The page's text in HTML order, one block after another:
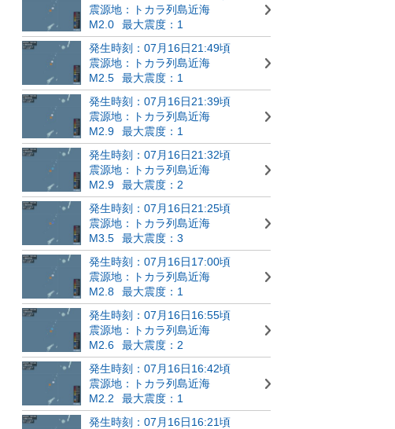
震源地：トカラ列島近海
M2.0
最大震度：1
発生時刻：07月16日21:49頃
震源地：トカラ列島近海
M2.5
最大震度：1
発生時刻：07月16日21:39頃
震源地：トカラ列島近海
M2.9
最大震度：1
発生時刻：07月16日21:32頃
震源地：トカラ列島近海
M2.9
最大震度：2
発生時刻：07月16日21:25頃
震源地：トカラ列島近海
M3.5
最大震度：3
発生時刻：07月16日17:00頃
震源地：トカラ列島近海
M2.8
最大震度：1
発生時刻：07月16日16:55頃
震源地：トカラ列島近海
M2.6
最大震度：2
発生時刻：07月16日16:42頃
震源地：トカラ列島近海
M2.2
最大震度：1
発生時刻：07月16日16:21頃